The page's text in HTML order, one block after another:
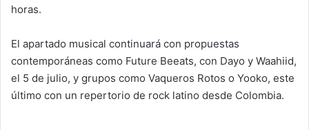
horas.
El apartado musical continuará con propuestas
contemporáneas como Future Beeats, con Dayo y Waahiid,
el 5 de julio, y grupos como Vaqueros Rotos o Yooko, este
último con un repertorio de rock latino desde Colombia.